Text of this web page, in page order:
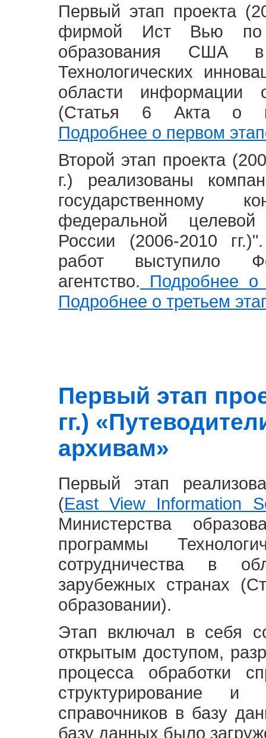
Первый этап проекта
фирмой Ист Вью по
образования США
Технологических
области информации
(Статья 6 Акта о
Подробнее о первом
Второй этап проекта
г.) реализованы
государственному
федеральной
России (2006-2010
работ выступило
агентство. Подробнее о
Подробнее о третьем
Первый этап
гг.)
архивам»
Первый этап
(East View Information
Министерства
программы
сотрудничества в
зарубежных странах
образовании).
Этап включал в себя
открытым доступом,
процесса обработки
структурирование и
справочников в базу
базу данных было